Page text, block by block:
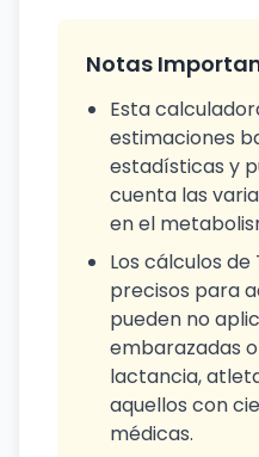
Notas
Esta
estimaciones
estadísticas y
cuenta las
en el
Los cálculos de
precisos para
pueden no
embarazadas
lactancia,
aquellos con
médicas.